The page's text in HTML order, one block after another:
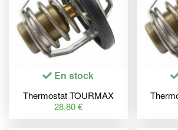
En stock
Thermostat TOURMAX
Suzuki
28,80 €